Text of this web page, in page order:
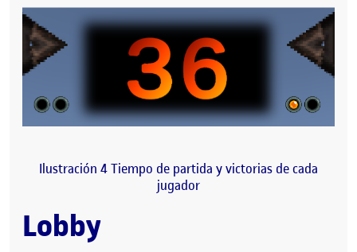
Ilustración 4 Tiempo de partida y victorias de cada
jugador
Lobby